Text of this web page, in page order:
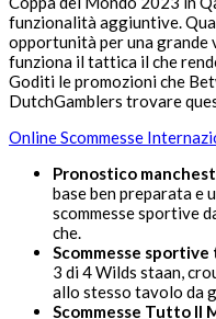
funzionalità aggiuntive.
opportunità per una grande
funziona il tattica il che
Goditi le promozioni che
DutchGamblers trovare
Online Scommesse
Pronostico
base ben preparata e
scommesse sportive
che.
Scommesse sportive
3 di 4 Wilds staan,
allo stesso tavolo da
Scommesse Tutto Il